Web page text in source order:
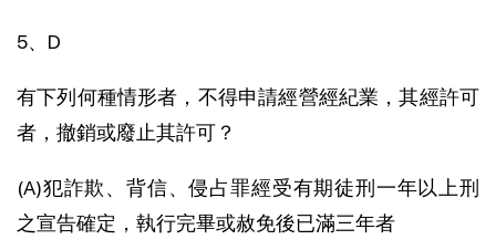
5、D
有下列何種情形者，不得申請經營經紀業，其經許可
者，撤銷或廢止其許可？
(A)犯詐欺、背信、侵占罪經受有期徒刑一年以上刑
之宣告確定，執行完畢或赦免後已滿三年者